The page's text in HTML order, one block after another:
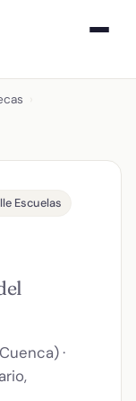
Escuelas
·